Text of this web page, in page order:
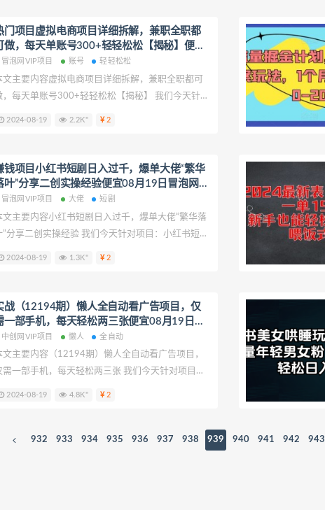
门项目虚拟电商项目详细拆解，兼职全职都
做，每天单账号300+轻轻松松【揭秘】便宜
月19日冒泡网VIP项目
冒泡网VIP项目 账号 轻轻松松
文主要内容虚拟电商项目详细拆解，兼职全职都可
，每天单账号300+轻轻松松【揭秘】 我们今天针对
商项目详细拆解，兼职全职都可做，每天单账号
轻轻松松【揭秘】
2024-08-19 2.2K" 2
钱项目小红书短剧日入过千，爆单大佬“繁华
叶”分享二创实操经验便宜08月19日冒泡网
项目
冒泡网VIP项目 大佬 短剧
文主要内容小红书短剧日入过千，爆单大佬“繁华落
”分享二创实操经验 我们今天针对项目：小红书短剧
”分享二创实操经验
2024-08-19 1.3K" 2
战（12194期）懒人全自动看广告项目，仅
一部手机，每天轻松两三张便宜08月19日中
网VIP项目
中创网VIP项目 懒人 全自动
文主要内容（12194期）懒人全自动看广告项目，
需一部手机，每天轻松两三张 我们今天针对项目：
看广告项目，仅需一部手机，每天轻松两三张
2024-08-19 4.8K" 2
932 933 934 935 936 937 938 939 940 941 942 943